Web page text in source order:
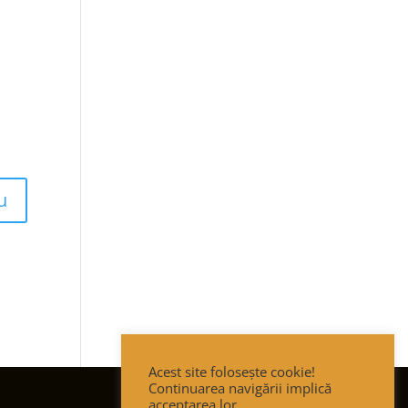
Acest site folosește cookie!
Continuarea navigării implică
acceptarea lor.